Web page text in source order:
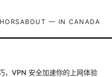
ABOUT — IN CANADA
，VPN 安全加速你的上网体验